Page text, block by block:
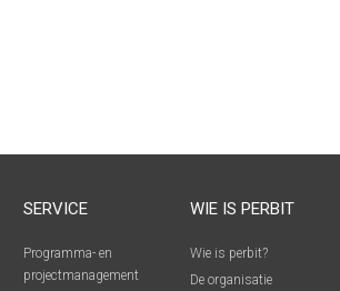
SERVICE
Programma- en
projectmanagement
WIE IS PERBIT
Wie is perbit?
De organisatie